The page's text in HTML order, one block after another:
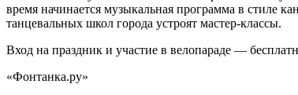
время начинается музыкальная программа в стиле
танцевальных школ города устроят мастер-классы.
Вход на праздник и участие в велопараде —
«Фонтанка.ру»